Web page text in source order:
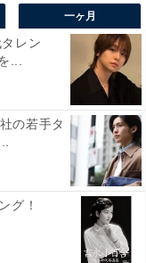
在地である高松
存在感のある都市
名が冠されてい
て特別な意味を持
調和、ご当地グル
れた名前として支
ないところが余計
一ヶ月
レン
...
の若手タ
グ！